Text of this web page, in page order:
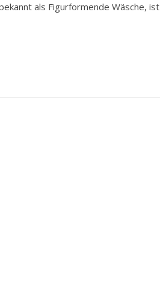
als Figurformende Wäsche, ist